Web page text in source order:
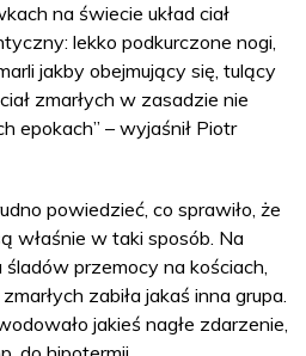
na świecie układ ciał
lekko podkurczone nogi,
jakby obejmujący się, tulący
zmarłych w zasadzie nie
epokach” – wyjaśnił Piotr
powiedzieć, co sprawiło, że
właśnie w taki sposób. Na
przemocy na kościach,
zabiła jakaś inna grupa.
jakieś nagłe zdarzenie,